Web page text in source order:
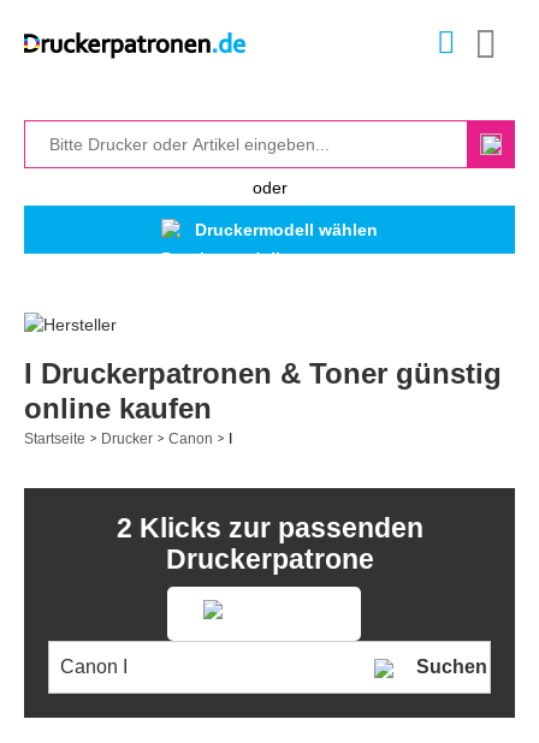
Druckermodell wählen
oder
I Druckerpatronen & Toner günstig
online kaufen
Startseite > Drucker > Canon > I
2 Klicks zur passenden
Druckerpatrone
Suchen